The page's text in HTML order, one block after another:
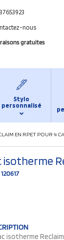
nous
gratuites
Stylo
personnalisé
EN RPET POUR 4
isotherme
120617
isotherme